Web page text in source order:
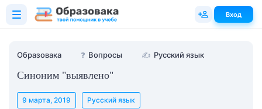
Образовака ❓ Вопросы ✍ Русский язык
Синоним "выявлено"
9 марта, 2019 Русский язык
Вход